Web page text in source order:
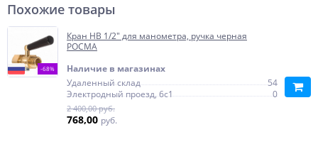
Похожие товары
-68%
Кран НВ 1/2" для манометра, ручка черная
РОСМА
Наличие в магазинах
Удаленный склад
54
Электродный проезд, 6с1
0
2 400,00 руб.
768,00 руб.